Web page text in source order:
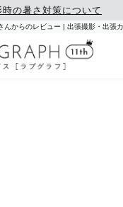
時の暑さ対策について
んからのレビュー | 出張撮影・出張